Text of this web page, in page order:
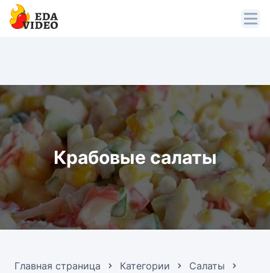
Крабовые салаты
Главная страница Категории
Салаты